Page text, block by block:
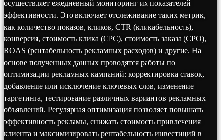
осуществляет ежедневный мониторинг их показателей
эффективности. Это включает отслеживание таких метрик,
как количество показов, кликов, CTR (кликабельность),
конверсия, стоимость клика (CPC), стоимость заказа (CPO),
ROAS (рентабельность рекламных расходов) и другие. На
основе полученных данных проводятся работы по
оптимизации рекламных кампаний: корректировка ставок,
добавление или исключение ключевых слов, изменение
таргетинга, тестирование различных вариантов рекламных
объявлений. Регулярная оптимизация позволяет повышать
эффективность рекламы, снижать стоимость привлечения
клиента и максимизировать рентабельность инвестиций в